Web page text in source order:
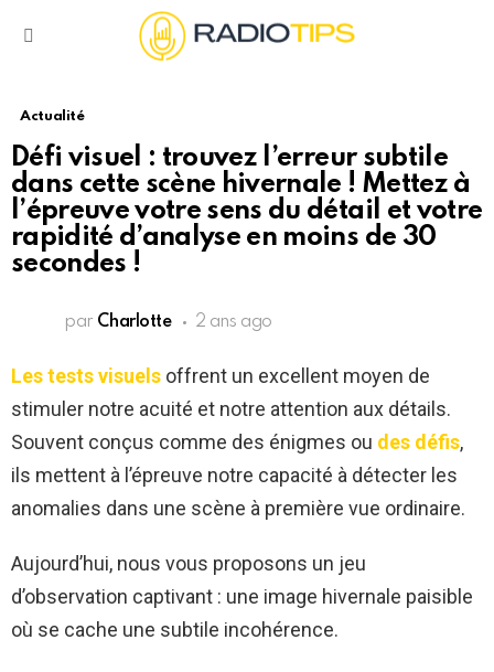
Actualité
Défi visuel : trouvez l’erreur subtile
dans cette scène hivernale ! Mettez à
l’épreuve votre sens du détail et votre
rapidité d’analyse en moins de 30
secondes !
par Charlotte 2 ans ago
Les tests visuels offrent un excellent moyen de
stimuler notre acuité et notre attention aux détails.
Souvent conçus comme des énigmes ou des défis,
ils mettent à l’épreuve notre capacité à détecter les
anomalies dans une scène à première vue ordinaire.
Aujourd’hui, nous vous proposons un jeu
d’observation captivant : une image hivernale paisible
où se cache une subtile incohérence.